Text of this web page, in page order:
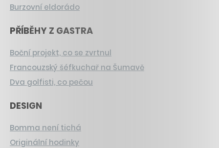
Burzovní eldorádo
PŘÍBĚHY Z GASTRA
Boční projekt, co se zvrtnul
Francouzský šéfkuchař na Šumavě
Dva golfisti, co pečou
DESIGN
Bomma není tichá
Originální hodinky